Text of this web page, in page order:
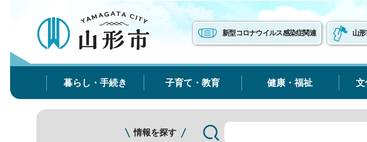
新型コロナウイルス感染症関連 山
暮らし・手続き 子育て・教育 健康・福祉 文
情報を探す